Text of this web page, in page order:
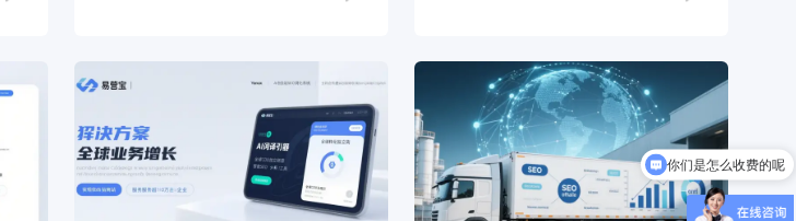
你们是怎么收费的呢
现在有优惠活动吗